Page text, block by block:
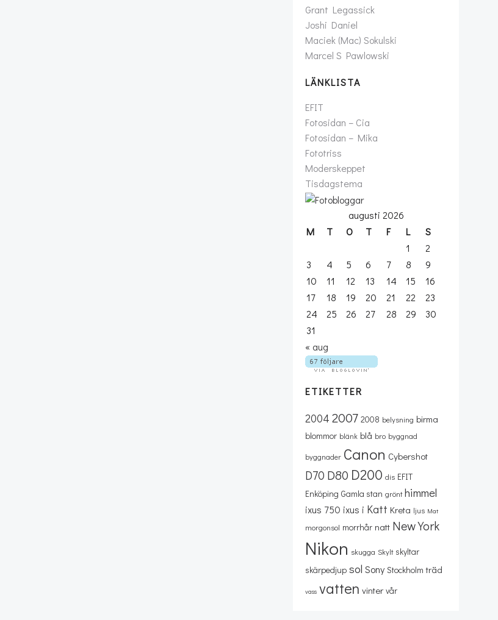
Grant Legassick
Joshi Daniel
Maciek (Mac) Sokulski
Marcel S Pawlowski
LÄNKLISTA
EFIT
Fotosidan – Cia
Fotosidan – Mika
Fototriss
Moderskeppet
Tisdagstema
augusti 2026
M
T O T F L
S
1
2
3
4 5 6 7 8
9
10
11 12 13 14 15
16
17
18 19 20 21 22
23
24
25 26 27 28 29
30
31
« aug
ETIKETTER
2004 2007 2008 belysning birma
blommor blänk blå bro byggnad
byggnader Canon Cybershot
D70 D80 D200 dis EFIT
Enköping Gamla stan grönt himmel
ixus 750 ixus i Katt Kreta ljus Mat
morgonsol morrhår natt New York
Nikon skugga Skylt skyltar
skärpedjup sol Sony Stockholm träd
vass vatten vinter vår